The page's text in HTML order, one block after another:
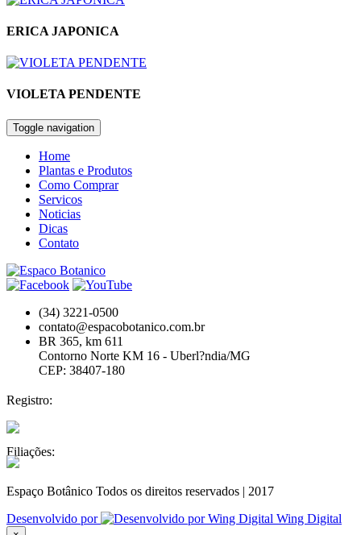
ERICA JAPONICA
VIOLETA PENDENTE
Toggle navigation
Home
Plantas e Produtos
Como Comprar
Servicos
Noticias
Dicas
Contato
(34) 3221-0500
contato@espacobotanico.com.br
BR 365, km 611
Contorno Norte KM 16 - Uberl?ndia/MG
CEP: 38407-180
Registro:
Filiações:
Espaço Botânico Todos os direitos reservados | 2017
Desenvolvido por
Wing Digital